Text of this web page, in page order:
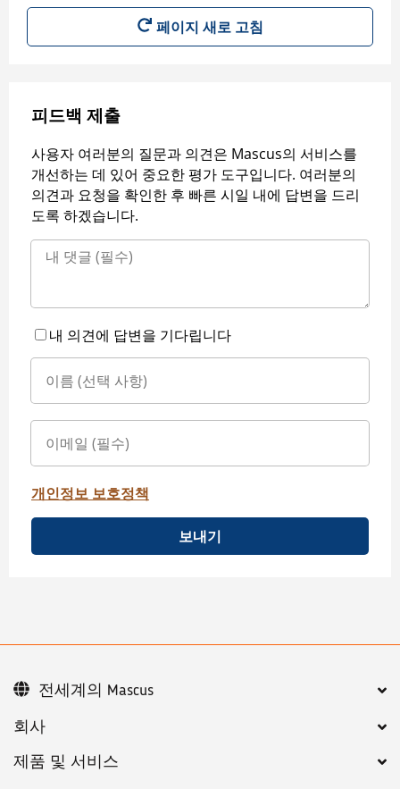
페이지 새로 고침
피드백 제출
사용자 여러분의 질문과 의견은 Mascus의 서비스를
개선하는 데 있어 중요한 평가 도구입니다. 여러분의
의견과 요청을 확인한 후 빠른 시일 내에 답변을 드리
도록 하겠습니다.
내 의견에 답변을 기다립니다
개인정보 보호정책
보내기
회사
제품 및 서비스
전세계의 Mascus